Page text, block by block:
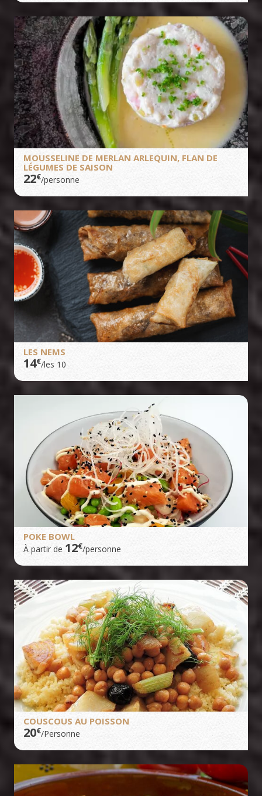
MOUSSELINE DE MERLAN ARLEQUIN, FLAN DE
LÉGUMES DE SAISON
22€/personne
LES NEMS
14€/les 10
POKE BOWL
À partir de 12€/personne
COUSCOUS AU POISSON
20€/Personne